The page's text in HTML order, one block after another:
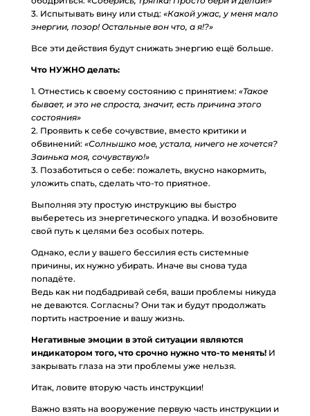
3. Испытывать вину или стыд: «Какой ужас, у меня мало
энергии, позор! Остальные вон что, а я!?»
Все эти действия будут снижать энергию ещё больше.
Что НУЖНО делать:
1. Отнестись к своему состоянию с принятием: «Такое
бывает, и это не спроста, значит, есть причина этого
состояния»
2. Проявить к себе сочувствие, вместо критики и
обвинений: «Солнышко мое, устала, ничего не хочется?
Заинька моя, сочувствую!»
3. Позаботиться о себе: пожалеть, вкусно накормить,
уложить спать, сделать что-то приятное.
Выполняя эту простую инструкцию вы быстро
выберетесь из энергетического упадка. И возобновите
свой путь к целями без особых потерь.
Однако, если у вашего бессилия есть системные
причины, их нужно убирать. Иначе вы снова туда
попадёте.
Ведь как ни подбадривай себя, ваши проблемы никуда
не деваются. Согласны? Они так и будут продолжать
портить настроение и вашу жизнь.
Негативные эмоции в этой ситуации являются
индикатором того, что срочно нужно что-то менять!И
закрывать глаза на эти проблемы уже нельзя.
Итак, ловите вторую часть инструкции!
Важно взять на вооружение первую часть инструкции и